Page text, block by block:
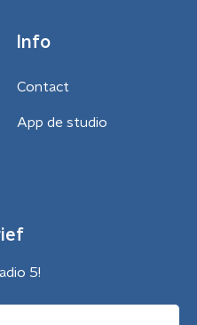
Info
Contact
App de studio
5!